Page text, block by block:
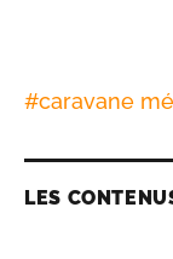
#caravane
LES